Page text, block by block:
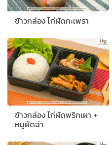
ข้าวกล่อง ไก่ผัดกะเพรา
ข้าวกล่อง ไก่ผัดพริกเผา +
หมูผัดฉ่า